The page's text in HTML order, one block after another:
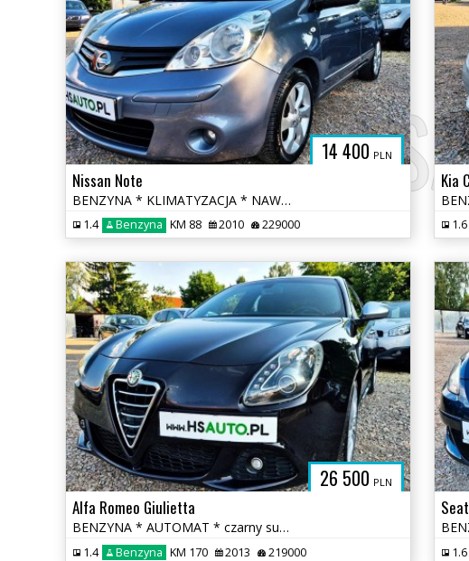
14 400 PLN
Nissan Note
BENZYNA * KLIMATYZACJA * NAWIGACJA * super * okazja * polecamy
1.4 Benzyna KM 88 2010 229000
Kia
1.6
26 500 PLN
Alfa Romeo Giulietta
BENZYNA * AUTOMAT * czarny sufit * łopatki F1 * super * OKAZJA
1.4 Benzyna KM 170 2013 219000 1.6